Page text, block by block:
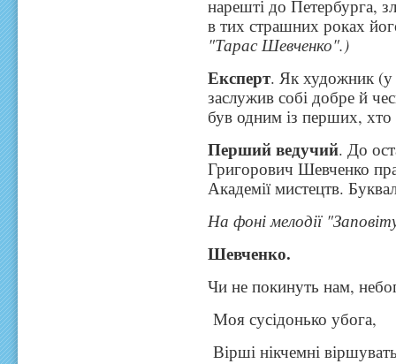
нарешті до Петербурга,
в тих страшних роках
"Тарас Шевченко".)
Експерт. Як художник (у
заслужив собі добре й
був одним із перших,
Перший ведучий. До
Григорович Шевченко
Академії мистецтв.
На фоні мелодії
Шевченко.
Чи не покинуть нам,
Моя сусідонько убога,
Вірші нікчемні